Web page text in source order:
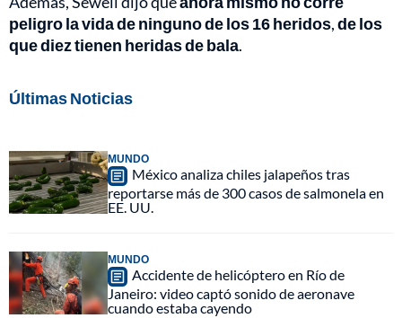
peligro la vida de ninguno de los 16 heridos,de los
que diez tienen heridas de bala.
Últimas Noticias
MUNDO
México analiza chiles jalapeños tras
reportarse más de 300 casos de salmonela en
EE. UU.
MUNDO
Accidente de helicóptero en Río de
Janeiro: video captó sonido de aeronave
cuando estaba cayendo